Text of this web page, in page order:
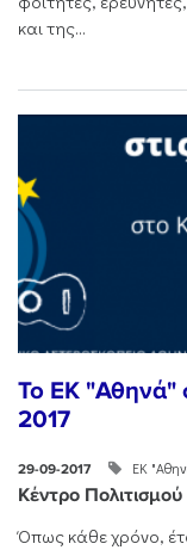
και της...
To ΕK "Αθηνά"
2017
29-09-2017 ΕΚ
Κέντρο
Όπως κάθε χρόνο,